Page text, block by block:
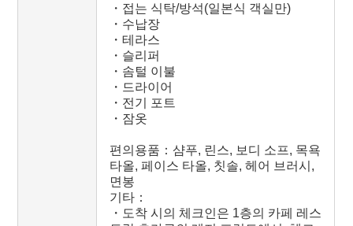
・접는 식탁/방석(일본식 객실만)
・수납장
・테라스
・슬리퍼
・솜털 이불
・드라이어
・전기 포트
・잠옷
편의용품：샴푸, 린스, 보디 소프, 목욕
타올, 페이스 타올, 칫솔, 헤어 브러시,
면봉
기타：
・도착 시의 체크인은 1층의 카페 레스